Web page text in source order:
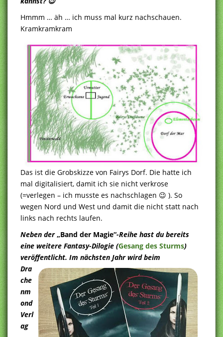
Hmmm … äh … ich muss mal kurz nachschauen.
Kramkramkram
Das ist die Grobskizze von Fairys Dorf. Die hatte ich
mal digitalisiert, damit ich sie nicht verkrose
(=verlegen – ich musste es nachschlagen 😉 ). So
wegen Nord und West und damit die nicht statt nach
links nach rechts laufen.
Neben der„Band der Magie“-Reihe hast du bereits
eine weitere Fantasy-Dilogie (Gesang des Sturms)
veröffentlicht. Im nächsten Jahr wird beim
Dra
che
nm
ond
Verl
ag